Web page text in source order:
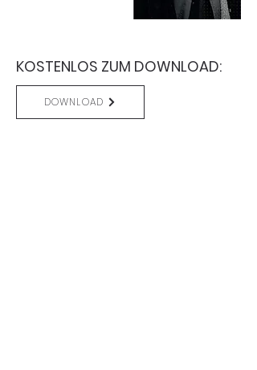
KOSTENLOS ZUM DOWNLOAD:
DOWNLOAD